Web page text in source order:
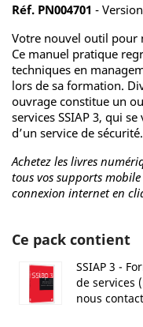
Réf. PN004701 -
Votre nouvel outil pour
Ce manuel pratique
techniques en
lors de sa formation.
ouvrage constitue un
services SSIAP 3, qui
d’un service de sécurité.
Achetez les livres
tous vos supports
connexion internet en
Ce pack contient
SSIAP 3 -
de services
nous